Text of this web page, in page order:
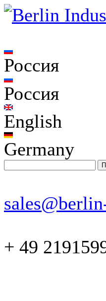
Россия
Россия
English
Germany
+ 49